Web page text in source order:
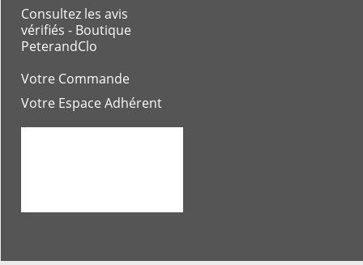
Consultez les avis
vérifiés - Boutique
PeterandClo
Votre Commande
Votre Espace Adhérent